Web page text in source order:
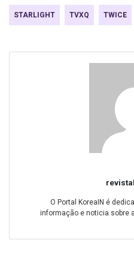
STARLIGHT TVXQ TWICE
O Portal KoreaIN é
informação e noticia sobre